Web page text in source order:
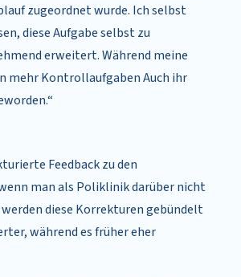
zugeordnet wurde. Ich selbst
diese Aufgabe selbst zu
erweitert. Während meine
mehr Kontrollaufgaben Auch ihr
Feedback zu den
man als Poliklinik darüber nicht
diese Korrekturen gebündelt
während es früher eher